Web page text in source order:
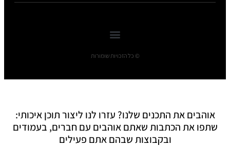
© כל הזכויות שומורות
אוהבים את התכנים שלנו? עזרו לנו ליצור תוכן איכותי:
שתפו את הכתבות שאתם אוהבים עם חברים, בעמודים
ובקבוצות שבהם אתם פעילים